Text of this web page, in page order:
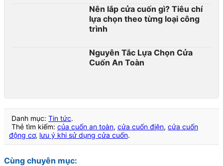
Nên lắp cửa cuốn gì? Tiêu chí
lựa chọn theo từng loại công
trình
​​Nguyên Tắc Lựa Chọn Cửa
Cuốn An Toàn
Danh mục: Tin tức.
Thẻ tìm kiếm: của cuốn an toàn, cửa cuốn điện, cửa cuốn
động cơ, lưu ý khi sử dụng cửa cuốn.
Cùng chuyên mục: